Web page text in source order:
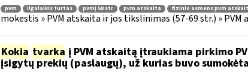
pvm ilgalaikis turtas pvmį 58 str pvm atskaita fizinio asmens pvm
mokestis » PVM atskaita ir jos tikslinimas (57-69 str.) »
Kokia tvarka į PVM atskaitą įtraukiama pirkimo
įsigytų prekių (paslaugų), už kurias buvo